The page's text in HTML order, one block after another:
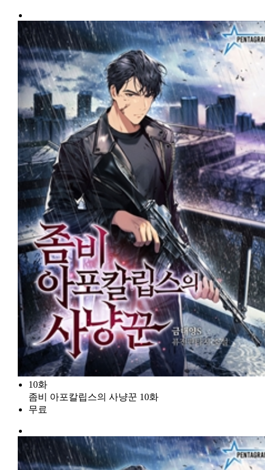
10화
좀비 아포칼립스의 사냥꾼 10화
무료